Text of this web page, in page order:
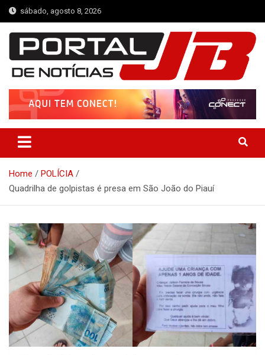
Skip
to
content
sábado, agosto 8, 2026
Portal de Notícias JB
Notícias de Simplício Mendes e Região
Home
POLÍCIA
Quadrilha de golpistas é presa em São João do Piauí